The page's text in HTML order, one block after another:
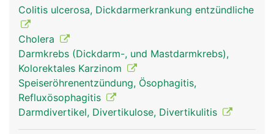
Körper, wo sie gespeichert und weiter verarbeitet
werden. Unverdauliche Nahrungsbestandteile
werden als Stuhl aus dem Körper ausgeschieden.
Der Darminhalt wird dabei durch kräftige,
wellenförmige Darmbewegungen (Peristaltik)
durch den Verdauungstrakt transportiert.
Colitis ulcerosa, Dickdarmerkrankung entzündliche
Cholera
Darmkrebs (Dickdarm-, und Mastdarmkrebs),
Kolorektales Karzinom
Speiseröhrenentzündung, Ösophagitis,
Refluxösophagitis
Darmdivertikel, Divertikulose, Divertikulitis